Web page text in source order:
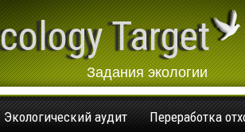
Target
Задания экологии
Экологический аудит Переработка